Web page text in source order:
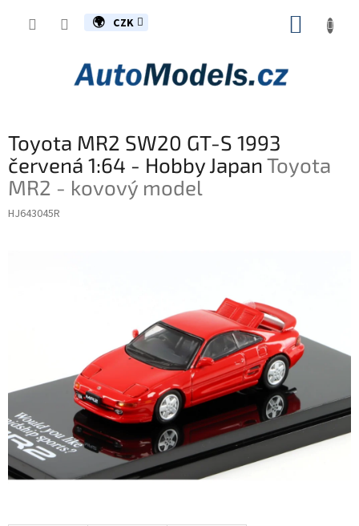
CZK
Toyota MR2 SW20 GT-S 1993
červená 1:64 - Hobby JapanToyota
MR2 - kovový model
HJ643045R